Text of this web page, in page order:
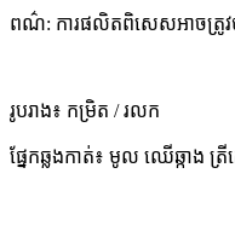
ពណ៌: ការផលិតពិសេសអាចត្រូវ
រូបរាង៖ កម្រិត / រលក
ផ្នែកឆ្លងកាត់៖ មូល ឈើឆ្កាង